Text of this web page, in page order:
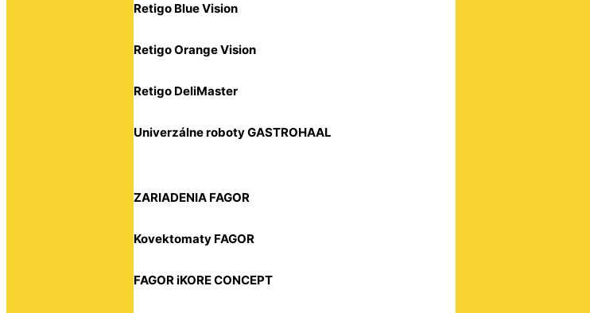
Retigo Blue Vision
Retigo Orange Vision
Retigo DeliMaster
Univerzálne roboty GASTROHAAL
ZARIADENIA FAGOR
Kovektomaty FAGOR
FAGOR iKORE CONCEPT